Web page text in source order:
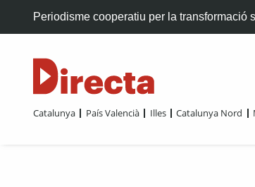
Periodisme cooperatiu per la transformació
Catalunya País Valencià Illes Catalunya Nord